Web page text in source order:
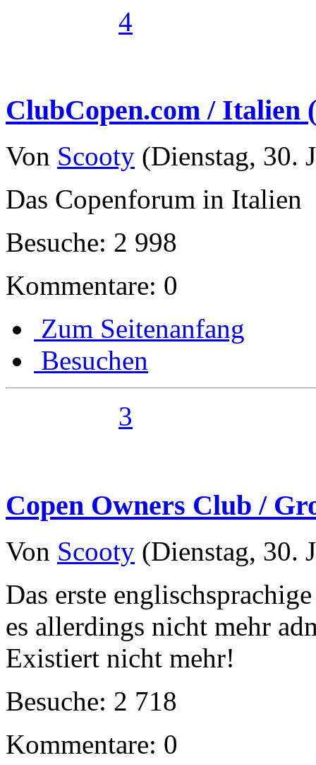
4
ClubCopen.com / Italien
Von Scooty (Dienstag, 30.
Das Copenforum in Italien
Besuche: 2 998
Kommentare: 0
Zum Seitenanfang
Besuchen
3
Copen Owners Club /
Von Scooty (Dienstag, 30.
Das erste
es allerdings nicht mehr
Existiert nicht mehr!
Besuche: 2 718
Kommentare: 0